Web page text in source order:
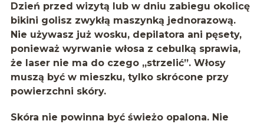
Dzień przed wizytą lub w dniu zabiegu okolicę
bikini golisz zwykłą maszynką jednorazową.
Nie używasz już wosku, depilatora ani pęsety,
ponieważ wyrwanie włosa z cebulką sprawia,
że laser nie ma do czego „strzelić”. Włosy
muszą być w mieszku, tylko skrócone przy
powierzchni skóry.
Skóra nie powinna być świeżo opalona. Nie